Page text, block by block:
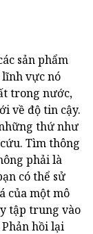
sản phẩm
lĩnh vực nó
trong nước,
về độ tin cậy.
thứ như
Tìm thông
phải là
có thể sử
của một mô
tập trung vào
hồi lại